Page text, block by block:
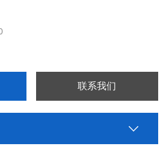
联系我们